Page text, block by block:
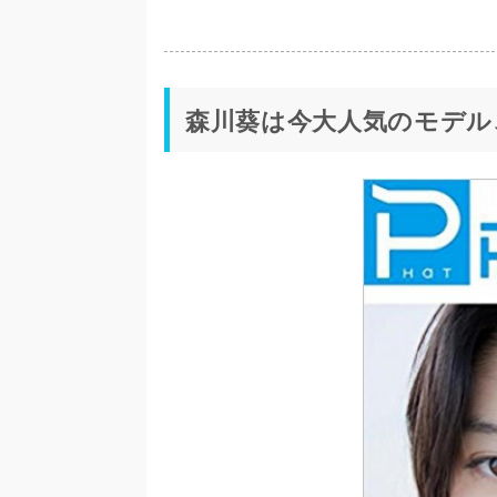
森川葵は今大人気のモデ